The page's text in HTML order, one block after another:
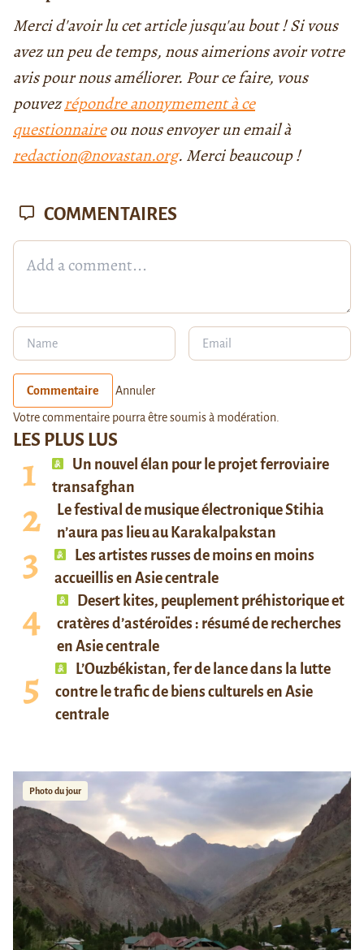
Merci d'avoir lu cet article jusqu'au bout ! Si vous
avez un peu de temps, nous aimerions avoir votre
avis pour nous améliorer. Pour ce faire, vous
pouvezrépondre anonymement à ce
questionnaireou nous envoyer un email à
redaction@novastan.org. Merci beaucoup !
LES PLUS LUS
Un nouvel élan pour le projet ferroviaire
transafghan
Le festival de musique électronique Stihia
n’aura pas lieu au Karakalpakstan
Les artistes russes de moins en moins
accueillis en Asie centrale
Desert kites, peuplement préhistorique et
cratères d’astéroïdes : résumé de recherches
en Asie centrale
L’Ouzbékistan, fer de lance dans la lutte
contre le trafic de biens culturels en Asie
centrale
Photo du jour
COMMENTAIRES
Commentaire Annuler
Votre commentaire pourra être soumis à modération.